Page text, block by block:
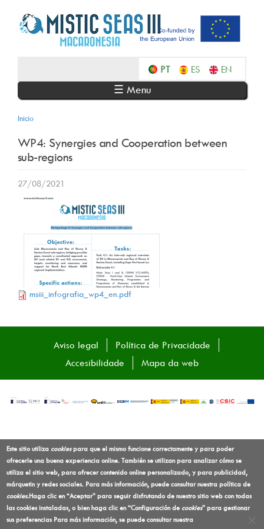
PortuguêsEspañol English
☰ Menu
Inicio
WP4: Synergies and Cooperation between
sub-regions
27/08/2021
msiii_infografia_wp4_en.pdf
Aviso legal
Política de Privacidade
Accesibilidade
Mapa da web
Este sitio utiliza cookiespara que el mismo funcione correctamente y para poder
ofrecerle una buena experiencia online. También se utilizan para analizar cómo se
utiliza el sitio web, para ofrecer contenido online personalizado, y para publicidad,
márquetin y redes sociales. Para más información, puede consultar nuestra política de
cookies.Haga clic en “Aceptar” para seguir disfrutando de nuestro sitio web con todas
las cookies instaladas, o bien haga clic en “Configuración de cookies” para gestionar
sus preferencias Para más información, se puede consultar nuestra